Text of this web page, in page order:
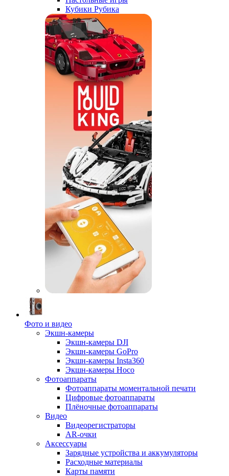
Кубики Рубика
Фото и видео
Экшн-камеры
Экшн-камеры DJI
Экшн-камеры GoPro
Экшн-камеры Insta360
Экшн-камеры Hoco
Фотоаппараты
Фотоаппараты моментальной печати
Цифровые фотоаппараты
Плёночные фотоаппараты
Видео
Видеорегистраторы
AR-очки
Аксессуары
Зарядные устройства и аккумуляторы
Расходные материалы
Карты памяти